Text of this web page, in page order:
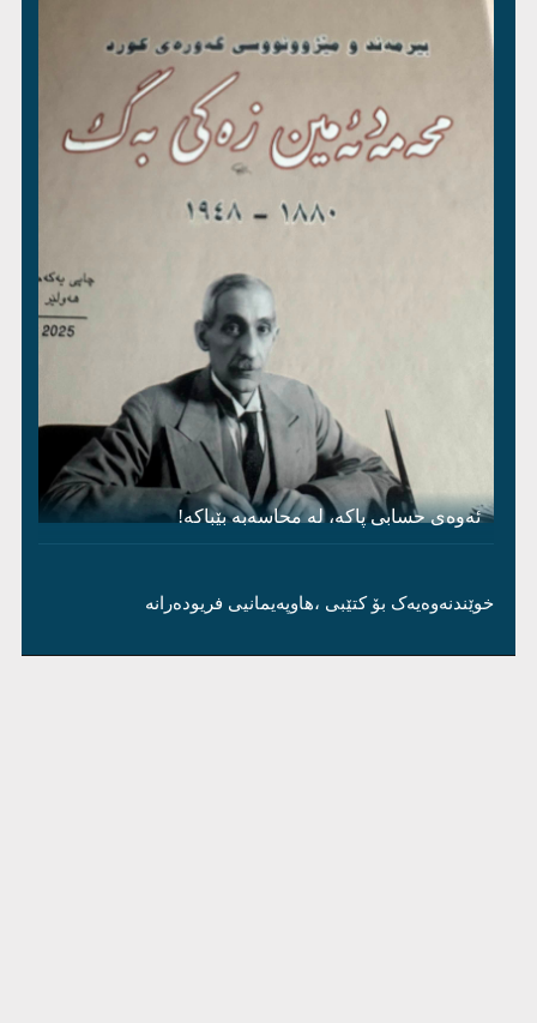
ئەوەی حسابی پاکە، لە محاسەبە بێباکە!
خوێندنەوەیەک بۆ کتێبی ،هاوپەیمانیی فریودەرانە